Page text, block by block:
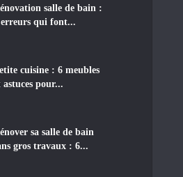
salle de bain :
qui font...
cuisine : 6 meubles
astuces pour...
sa salle de bain
gros travaux : 6...